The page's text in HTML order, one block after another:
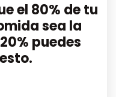
el 80% de tu
sea la
puedes